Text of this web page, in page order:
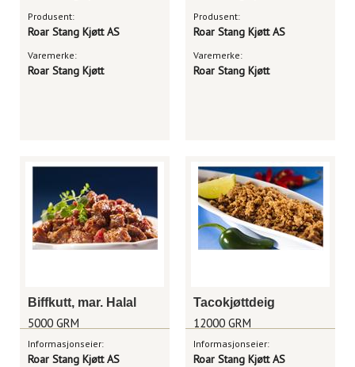
Produsent:
Roar Stang Kjøtt AS
Varemerke:
Roar Stang Kjøtt
Produsent:
Roar Stang Kjøtt AS
Varemerke:
Roar Stang Kjøtt
Biffkutt, mar. Halal
5000 GRM
Informasjonseier:
Roar Stang Kjøtt AS
Tacokjøttdeig
12000 GRM
Informasjonseier:
Roar Stang Kjøtt AS